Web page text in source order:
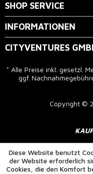
SHOP SERVICE
INFORMATIONEN
CITYVENTURES
* Alle Preise inkl. gesetzl.
ggf.
Copyright ©
Diese Website benutzt
der Website erforderlich
Cookies, die den Komfort